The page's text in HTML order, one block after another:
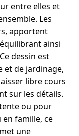
entre elles et
Les
apportent
ainsi
dessin est
et de jardinage,
libre cours
sur les détails.
ou pour
famille, ce
une